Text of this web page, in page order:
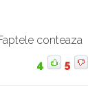
conteaza
4 5